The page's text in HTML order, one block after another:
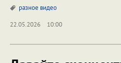
разное видео
22.05.2026
10:00